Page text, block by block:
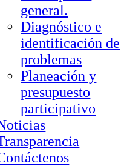
general.
Diagnóstico e
identificación de
problemas
Planeación y
presupuesto
participativo